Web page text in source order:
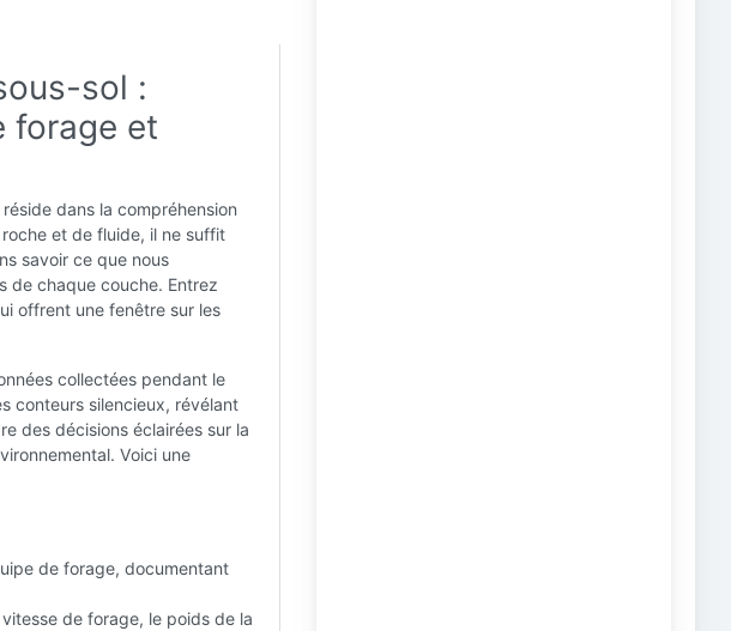
sol :
forage et
dans la compréhension
et de fluide, il ne suffit
savoir ce que nous
de chaque couche. Entrez
offrent une fenêtre sur les
collectées pendant le
conteurs silencieux, révélant
des décisions éclairées sur la
Voici une
de forage, documentant
de forage, le poids de la